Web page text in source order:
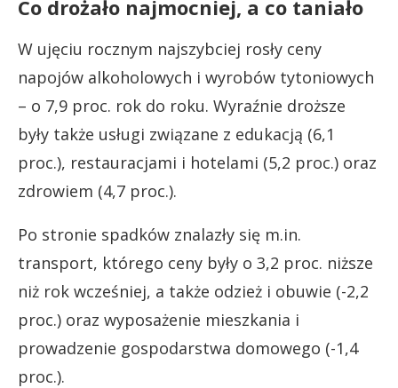
Co drożało najmocniej, a co taniało
W ujęciu rocznym najszybciej rosły ceny
napojów alkoholowych i wyrobów tytoniowych
– o 7,9 proc. rok do roku. Wyraźnie droższe
były także usługi związane z edukacją (6,1
proc.), restauracjami i hotelami (5,2 proc.) oraz
zdrowiem (4,7 proc.).
Po stronie spadków znalazły się m.in.
transport, którego ceny były o 3,2 proc. niższe
niż rok wcześniej, a także odzież i obuwie (-2,2
proc.) oraz wyposażenie mieszkania i
prowadzenie gospodarstwa domowego (-1,4
proc.).